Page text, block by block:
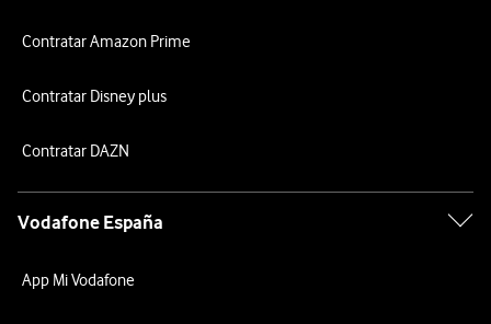
Contratar Amazon Prime
Contratar Disney plus
Contratar DAZN
Vodafone España
App Mi Vodafone